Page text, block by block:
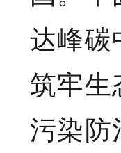
达峰碳
筑牢生
污染防